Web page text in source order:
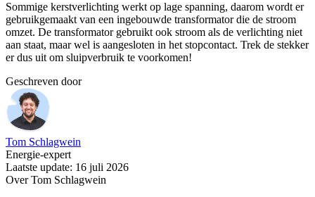
Sommige kerstverlichting werkt op lage spanning, daarom wordt er
gebruikgemaakt van een ingebouwde transformator die de stroom
omzet. De transformator gebruikt ook stroom als de verlichting niet
aan staat, maar wel is aangesloten in het stopcontact. Trek de stekker
er dus uit om sluipverbruik te voorkomen!
Geschreven door
Tom Schlagwein
Energie-expert
Laatste update: 16 juli 2026
Over Tom Schlagwein